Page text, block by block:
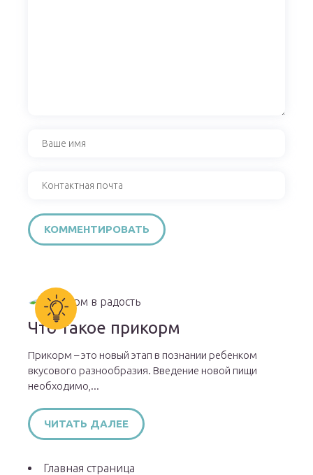
Что такое прикорм
Прикорм – это новый этап в познании ребенком
вкусового разнообразия. Введение новой пищи
необходимо,...
ЧИТАТЬ ДАЛЕЕ
Главная страница